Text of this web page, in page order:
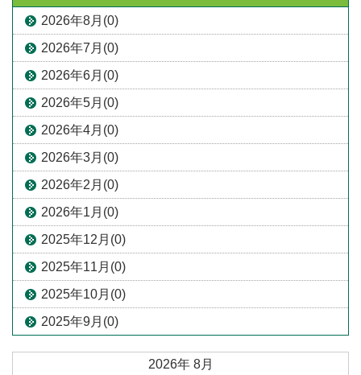
2026年8月(0)
2026年7月(0)
2026年6月(0)
2026年5月(0)
2026年4月(0)
2026年3月(0)
2026年2月(0)
2026年1月(0)
2025年12月(0)
2025年11月(0)
2025年10月(0)
2025年9月(0)
2026年 8月